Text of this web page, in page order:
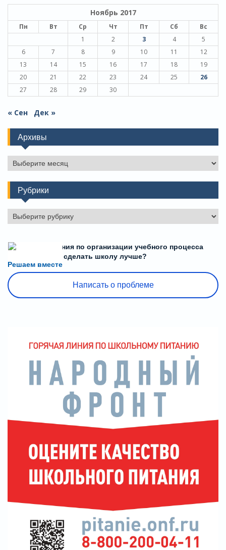
Ноябрь 2017
Пн Вт Ср Чт Пт Сб
Вс
1
2 3 4
5
6
7 8 9 10 11
12
13
14 15 16 17 18
19
20
21 22 23 24 25
26
27
28 29 30
« Сен Дек »
Архивы
Архивы
Рубрики
Рубрики
Решаем вместе
Есть предложения по организации учебного процесса
или знаете, как сделать школу лучше?
Написать о проблеме